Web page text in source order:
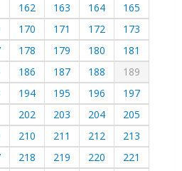
162 163 164
165
170 171 172
173
178 179 180
181
186 187 188
189
194 195 196
197
202 203 204
205
210 211 212
213
218 219 220
221